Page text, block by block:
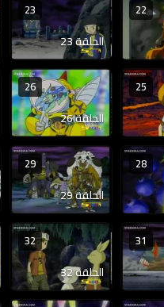
22
23
الحلقة 23
25
26
الحلقة 26
28
29
الحلقة 29
31
32
الحلقة 32